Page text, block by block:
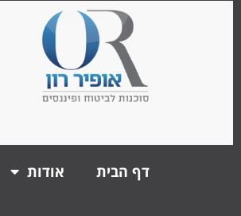
דף הבית אודות